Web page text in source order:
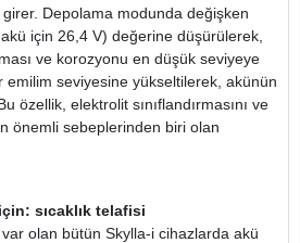
girer. Depolama modunda değişken
için 26,4 V) değerine düşürülerek,
ve korozyonu en düşük seviyeye
emilim seviyesine yükseltilerek, akünün
özellik, elektrolit sınıflandırmasını ve
önemli sebeplerinden biri olan
sıcaklık telafisi
olan bütün Skylla-i cihazlarda akü